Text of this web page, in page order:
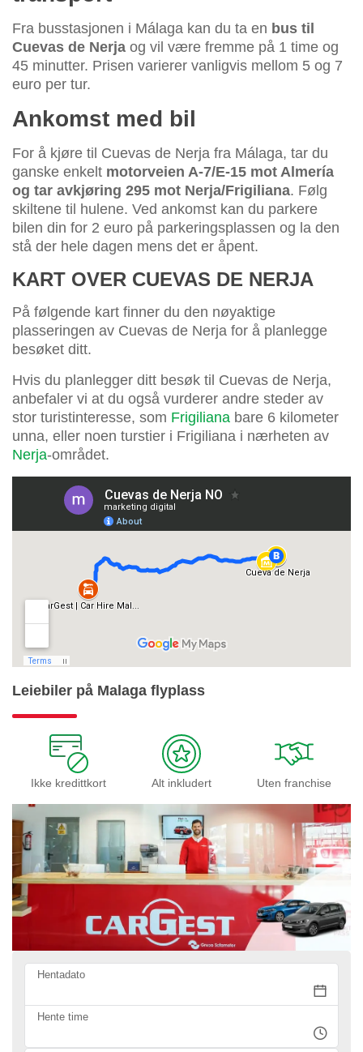
Fra busstasjonen i Málaga kan du ta en bus til
Cuevas de Nerja og vil være fremme på 1 time og
45 minutter. Prisen varierer vanligvis mellom 5 og 7
euro per tur.
Ankomst med bil
For å kjøre til Cuevas de Nerja fra Málaga, tar du
ganske enkelt motorveien A-7/E-15 mot Almería
og tar avkjøring 295 mot Nerja/Frigiliana. Følg
skiltene til hulene. Ved ankomst kan du parkere
bilen din for 2 euro på parkeringsplassen og la den
stå der hele dagen mens det er åpent.
KART OVER CUEVAS DE NERJA
På følgende kart finner du den nøyaktige
plasseringen av Cuevas de Nerja for å planlegge
besøket ditt.
Hvis du planlegger ditt besøk til Cuevas de Nerja,
anbefaler vi at du også vurderer andre steder av
stor turistinteresse, som Frigiliana bare 6 kilometer
unna, eller noen turstier i Frigiliana i nærheten av
Nerja-området.
Leiebiler på Malaga flyplass
Ikke kredittkort Alt inkludert Uten franchise
Hentadato
Hente time